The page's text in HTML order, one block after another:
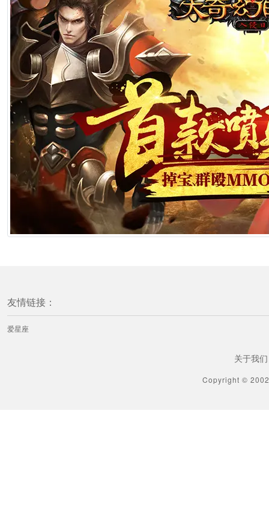
友情链接：
爱星座
关于我们
Copyright ©